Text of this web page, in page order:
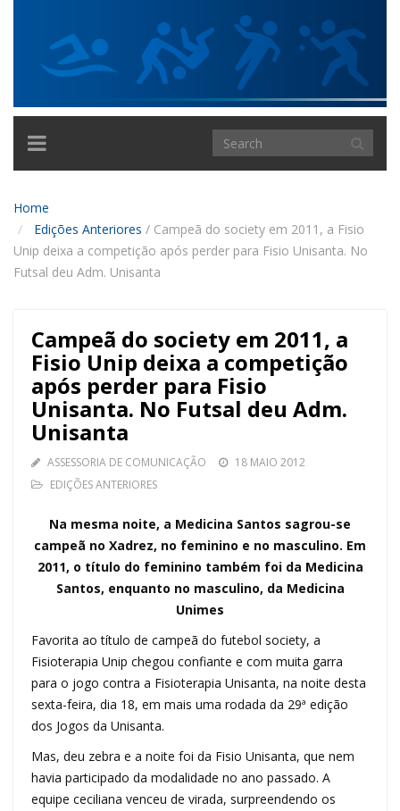
TOGGLE
NAVIGATION
Home
Edições Anteriores / Campeã do society em 2011, a Fisio
Unip deixa a competição após perder para Fisio Unisanta. No
Futsal deu Adm. Unisanta
Campeã do society em 2011, a
Fisio Unip deixa a competição
após perder para Fisio
Unisanta. No Futsal deu Adm.
Unisanta
ASSESSORIA DE COMUNICAÇÃO
18 MAIO 2012
EDIÇÕES ANTERIORES
Na mesma noite, a Medicina Santos sagrou-se
campeã no Xadrez, no feminino e no masculino. Em
2011, o título do feminino também foi da Medicina
Santos, enquanto no masculino, da Medicina
Unimes
Favorita ao título de campeã do futebol society, a
Fisioterapia Unip chegou confiante e com muita garra
para o jogo contra a Fisioterapia Unisanta, na noite desta
sexta-feira, dia 18, em mais uma rodada da 29ª edição
dos Jogos da Unisanta.
Mas, deu zebra e a noite foi da Fisio Unisanta, que nem
havia participado da modalidade no ano passado. A
equipe ceciliana venceu de virada, surpreendendo os